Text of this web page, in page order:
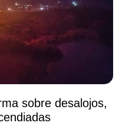
sobre desalojos,